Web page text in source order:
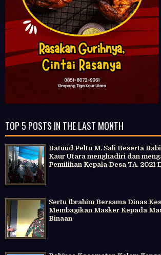
TOP 5 POSTS IN THE LAST MONTH
Batuud Peltu M. Sali Beserta
Kaur Utara menghadiri dan
Pemilihan Kepala Desa TA. 2021
Sertu Ibrahim Bersama Dinas
Membagikan Masker Kepada
Binaan